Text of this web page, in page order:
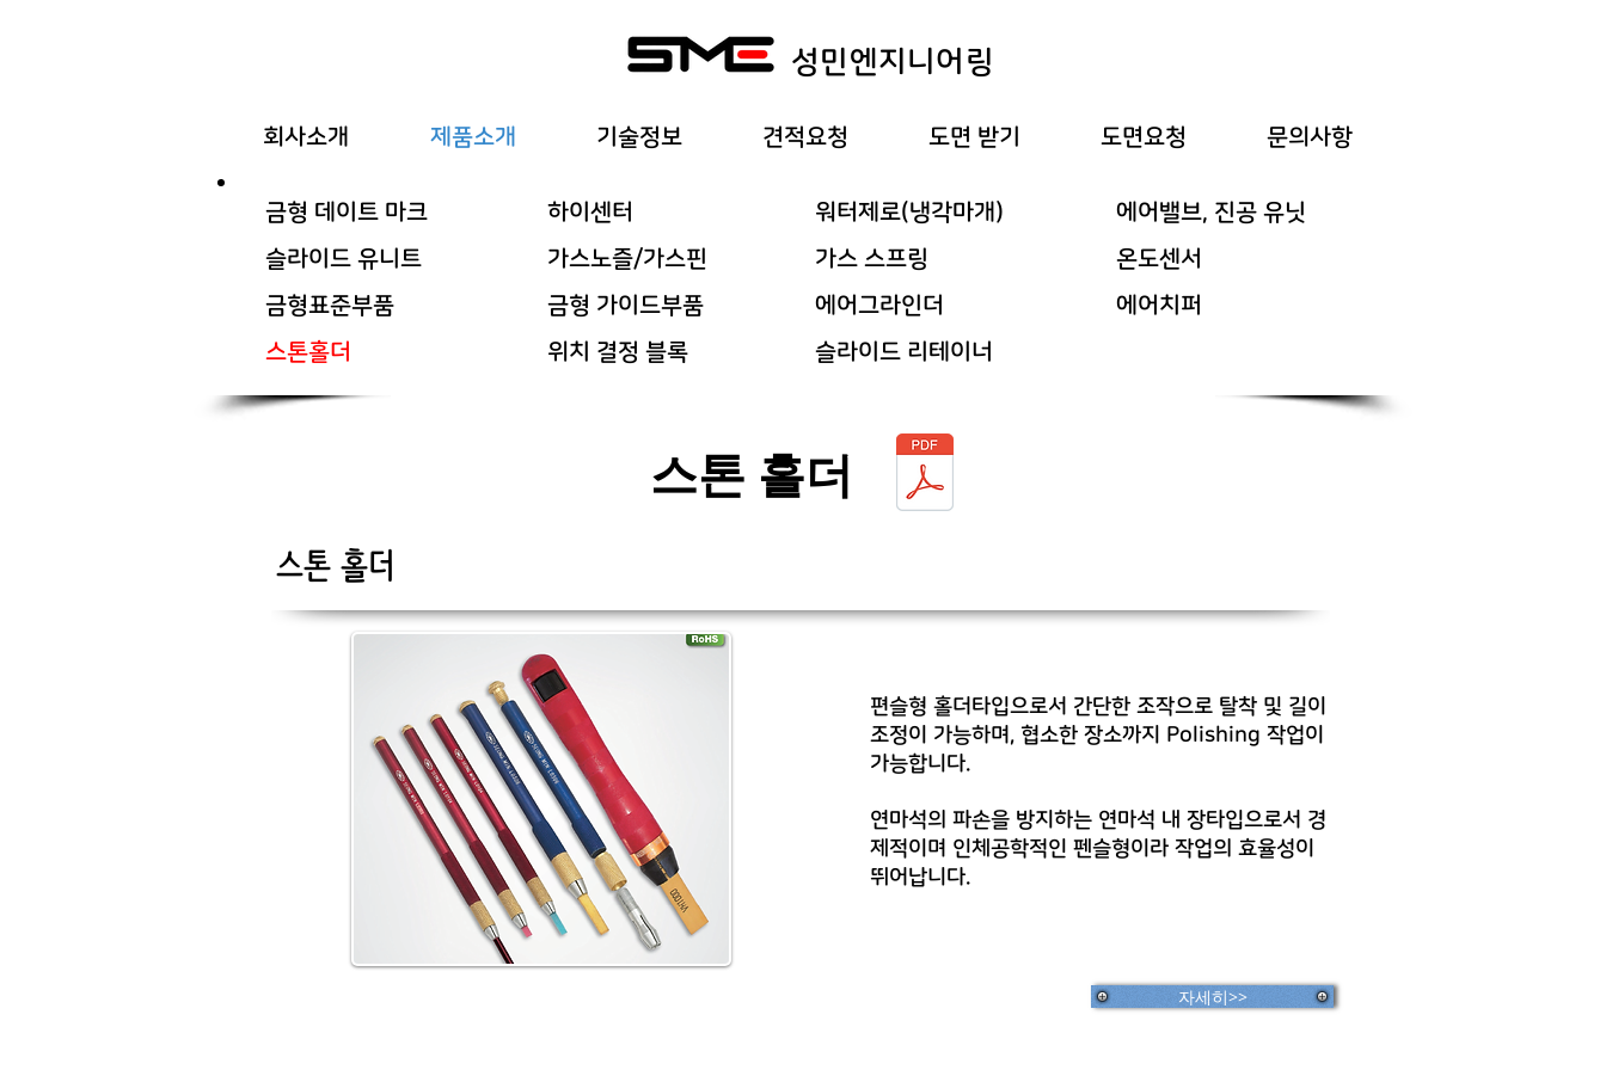
​성민엔지니어링
회사소개 제품소개 기술정보 견적요청 도면 받기 도면요청 문의사항
금형 데이트 마크 ​하이센터 워터제로(냉각마개)
에어밸브, 진공 유닛
가스노즐/가스핀
슬라이드 유니트 가스 스프링
온도센서
에어그라인더
금형표준부품 금형 가이드부품
에어치퍼
스톤홀더
위치 결정 블록 슬라이드 리테이너
스톤 홀더
스톤 홀더
편슬형 홀더타입으로서 간단한 조작으로 탈착 및 길이
조정이 가능하며, 협소한 장소까지 Polishing 작업이
가능합니다.
연마석의 파손을 방지하는 연마석 내 장타입으로서 경
제적이며 인체공학적인 펜슬형이라 작업의 효율성이
뛰어납니다.
자세히>>